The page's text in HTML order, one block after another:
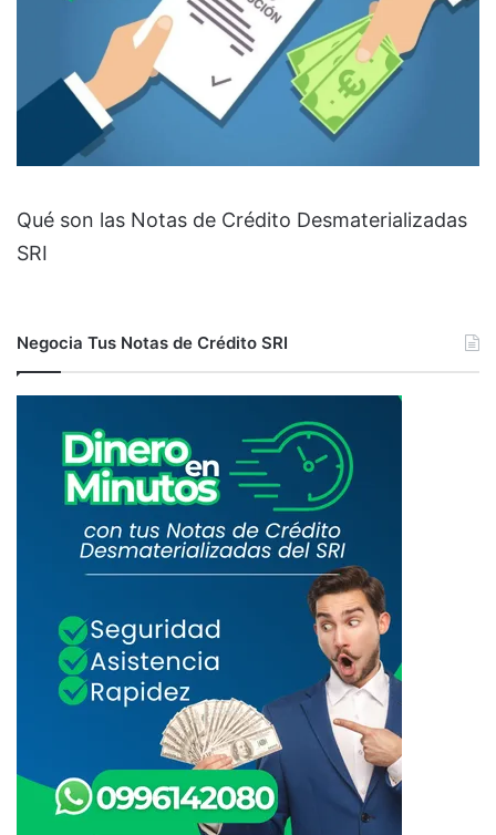
Qué son las Notas de Crédito Desmaterializadas
SRI
Negocia Tus Notas de Crédito SRI